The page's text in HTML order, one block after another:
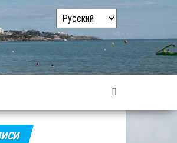
Выбрать
язык